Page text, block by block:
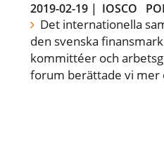
2019-02-19| IOSCO
Det internationella
den svenska
kommittéer och
forum berättade vi mer